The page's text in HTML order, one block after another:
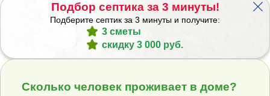
Самотечный
Купить
Подбор септика за 3 минуты!
Подберите септик за 3 минуты и получите:
3 сметы
скидку 3 000 руб.
Сколько человек проживает в доме?